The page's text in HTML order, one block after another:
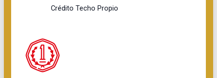
Crédito Techo Propio